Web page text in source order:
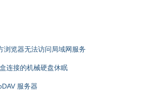
浏览器无法访问局域网服务
连接的机械硬盘休眠
服务器